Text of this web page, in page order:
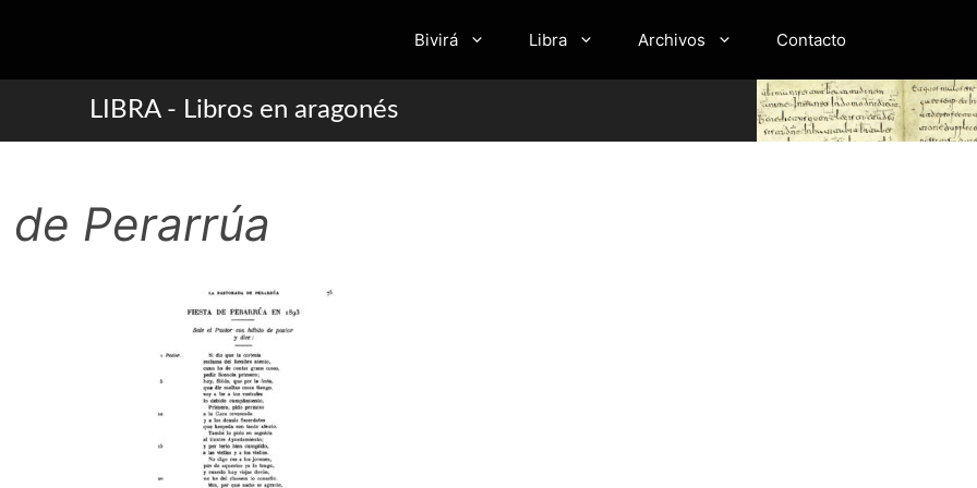
Bivirá Libra Archivos Contacto
LIBRA - Libros en aragonés
Perarrúa